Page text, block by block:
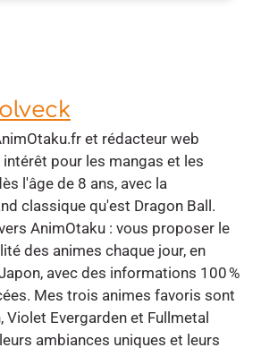
et rédacteur web
pour les mangas et les
l'âge de 8 ans, avec la
classique qu'est Dragon Ball.
AnimOtaku : vous proposer le
des animes chaque jour, en
avec des informations 100 %
Mes trois animes favoris sont
Violet Evergarden et Fullmetal
ambiances uniques et leurs